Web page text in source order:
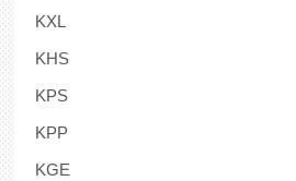
KXL
KHS
KPS
KPP
KGE